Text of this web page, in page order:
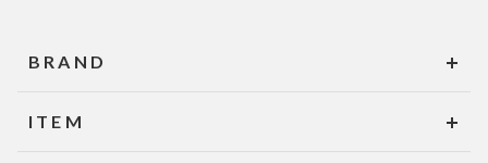
BRAND
ITEM